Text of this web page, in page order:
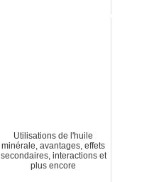
Utilisations de l'huile
minérale, avantages, effets
secondaires, interactions et
plus encore